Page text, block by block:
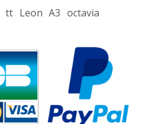
tt Leon A3 octavia